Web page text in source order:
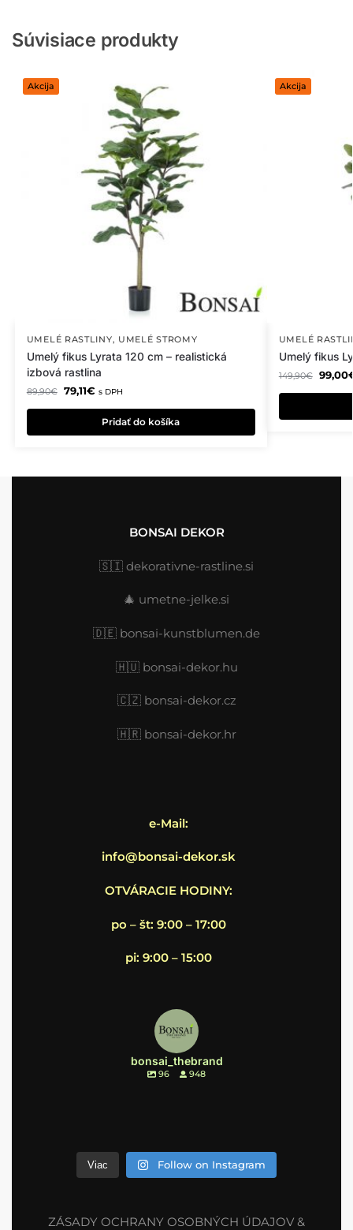
Súvisiace produkty
Akcija
UMELÉ RASTLINY, UMELÉ STROMY
Umelý fikus Lyrata 120 cm – realistická
izbová rastlina
89,90€ 79,11€ s DPH
Pridať do košíka
Akcija
UMELÉ
Umelý fikus
149,90€ 99,00
BONSAI DEKOR
🇸🇮 dekorativne-rastline.si
🎄 umetne-jelke.si
🇩🇪 bonsai-kunstblumen.de
🇭🇺 bonsai-dekor.hu
🇨🇿 bonsai-dekor.cz
🇭🇷 bonsai-dekor.hr
e-Mail:
info@bonsai-dekor.sk
OTVÁRACIE HODINY:
po – št: 9:00 – 17:00
pi: 9:00 – 15:00
bonsai_thebrand
96 948
Viac Follow on Instagram
ZÁSADY OCHRANY OSOBNÝCH ÚDAJOV &